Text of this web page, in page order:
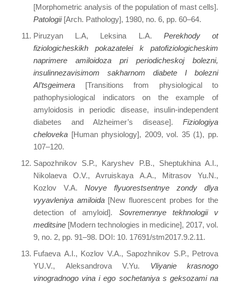
[Morphometric analysis of the population of mast cells].
Patologii [Arch. Pathology], 1980, no. 6, pp. 60–64.
Piruzyan L.А, Leksina L.А. Perekhody ot
fiziologicheskikh pokazatelei k patofiziologicheskim
naprimere amiloidoza pri periodicheskoj bolezni,
insulinnezavisimom sakharnom diabete I bolezni
Аl’tsgeimera [Transitions from physiological to
pathophysiological indicators on the example of
amyloidosis in periodic disease, insulin-independent
diabetes and Alzheimer’s disease]. Fiziologiya
cheloveka [Human physiology], 2009, vol. 35 (1), pp.
107–120.
Sapozhnikov S.P., Karyshev P.B., Sheptukhina A.I.,
Nikolaeva O.V., Avruiskaya A.A., Mitrasov Yu.N.,
Kozlov V.A. Novye flyuorestsentnye zondy dlya
vyyavleniya amiloida [New fluorescent probes for the
detection of amyloid]. Sovremennye tekhnologii v
meditsine [Modern technologies in medicine], 2017, vol.
9, no. 2, pp. 91–98. DOI: 10. 17691/stm2017.9.2.11.
Fufaeva А.I., Kozlov V.А., Sapozhnikov S.P., Petrova
YU.V., Аleksandrova V.Yu. Vliyanie krasnogo
vinogradnogo vina i ego sochetaniya s geksozami na